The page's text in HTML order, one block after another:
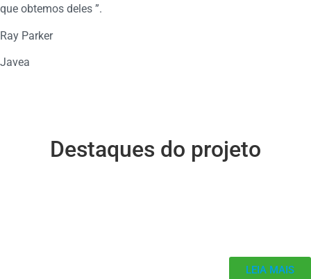
que obtemos deles ”.
Ray Parker
Javea
Destaques do projeto
LEIA MAIS